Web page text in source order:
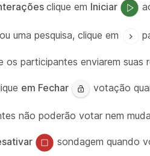
clique em Iniciar
uma pesquisa, clique em
os participantes enviarem
em Fechar votação
não poderão votar nem
sondagem quando